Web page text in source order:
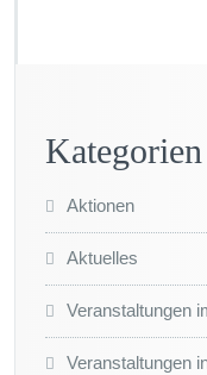
Kategorien
Aktionen
Aktuelles
Veranstaltungen
Veranstaltungen